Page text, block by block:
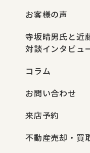
お客様の声
寺坂晴男氏と近
対談インタビュ
コラム
お問い合わせ
来店予約
不動産売却・買